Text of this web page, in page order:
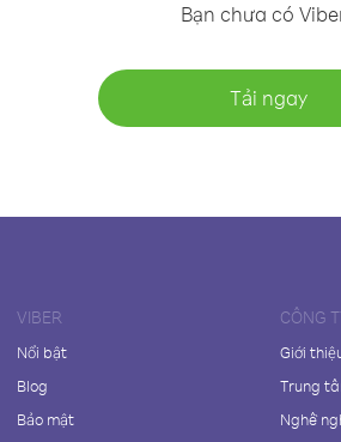
Bạn chưa có
Tải ngay
VIBER
Nổi bật
Blog
Bảo mật
CÔNG
Giới
Trung
Nghề